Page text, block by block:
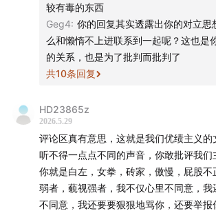
较有毒的东西
Geg4: 你的回复其实透露出你的对立思
么和懒惰不上进联系到一起呢？这也是
的关系，也是为了批判而批判了
共10条回复
HD23865z
2026.5.29
评论区真有意思，这就是我们优绩主义的
听不得一点点不同的声音，你敢批评我们
你就是白左，女拳，砖家，傲慢，屁股
弱者，藐视强者，我不仅心里不同意，
不同意，我还要要狠狠地骂你，还要举